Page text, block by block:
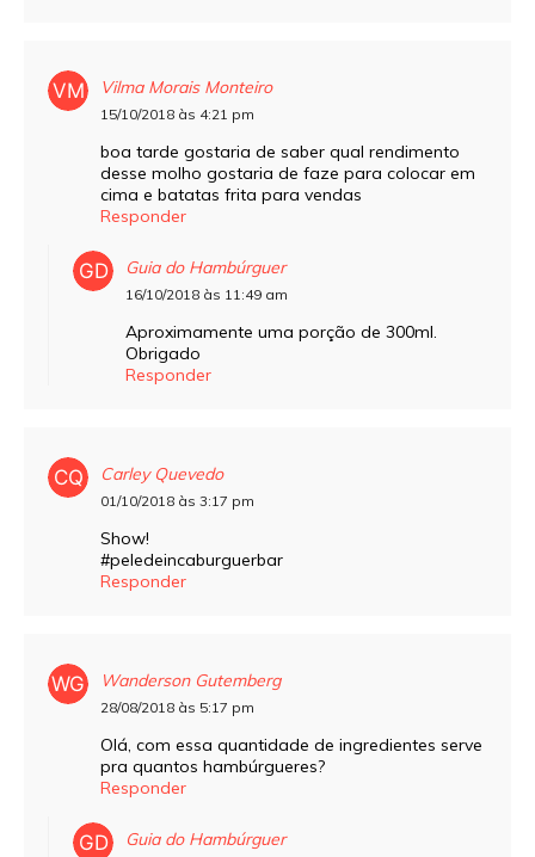
Vilma Morais Monteiro
15/10/2018 às 4:21 pm
boa tarde gostaria de saber qual rendimento
desse molho gostaria de faze para colocar em
cima e batatas frita para vendas
Responder
Guia do Hambúrguer
16/10/2018 às 11:49 am
Aproximamente uma porção de 300ml.
Obrigado
Responder
Carley Quevedo
01/10/2018 às 3:17 pm
Show!
#peledeincaburguerbar
Responder
Wanderson Gutemberg
28/08/2018 às 5:17 pm
Olá, com essa quantidade de ingredientes serve
pra quantos hambúrgueres?
Responder
Guia do Hambúrguer